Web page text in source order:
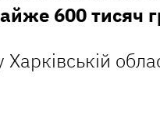
600 тисяч